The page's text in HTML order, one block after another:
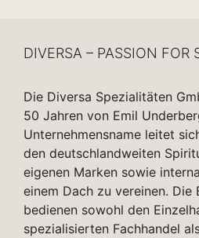
DIVERSA – PASSION FOR
Die Diversa Spezialitäten
50 Jahren von Emil
Unternehmensname leitet
den deutschlandweiten
eigenen Marken sowie
einem Dach zu vereinen. Die
bedienen sowohl den
spezialisierten Fachhandel